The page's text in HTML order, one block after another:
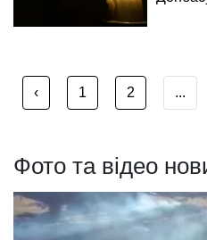
‹ 1 2 ...
Фото та відео